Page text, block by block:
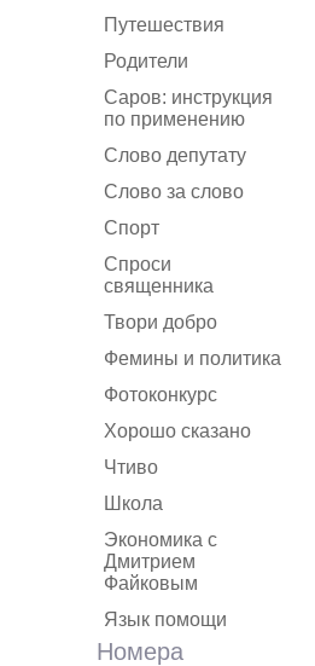
Путешествия
Родители
Саров: инструкция
по применению
Слово депутату
Слово за слово
Спорт
Спроси
священника
Твори добро
Фемины и политика
Фотоконкурс
Хорошо сказано
Чтиво
Школа
Экономика с
Дмитрием
Файковым
Язык помощи
Номера